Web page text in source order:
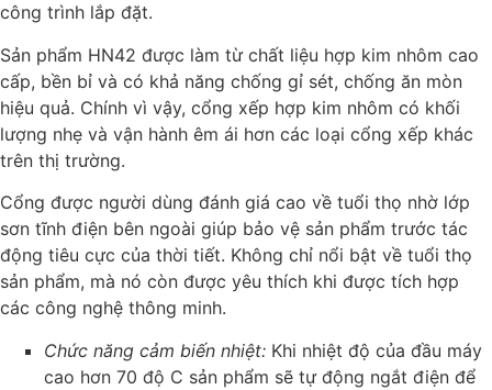
công trình lắp đặt.
Sản phẩm HN42 được làm từ chất liệu hợp kim nhôm cao
cấp, bền bỉ và có khả năng chống gỉ sét, chống ăn mòn
hiệu quả. Chính vì vậy, cổng xếp hợp kim nhôm có khối
lượng nhẹ và vận hành êm ái hơn các loại cổng xếp khác
trên thị trường.
Cổng được người dùng đánh giá cao về tuổi thọ nhờ lớp
sơn tĩnh điện bên ngoài giúp bảo vệ sản phẩm trước tác
động tiêu cực của thời tiết. Không chỉ nổi bật về tuổi thọ
sản phẩm, mà nó còn được yêu thích khi được tích hợp
các công nghệ thông minh.
Chức năng cảm biến nhiệt: Khi nhiệt độ của đầu máy
cao hơn 70 độ C sản phẩm sẽ tự động ngắt điện để